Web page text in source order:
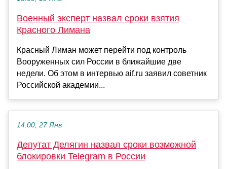
Военный эксперт назвал сроки взятия
Красного Лимана
Красный Лиман может перейти под контроль
Вооруженных сил России в ближайшие две
недели. Об этом в интервью aif.ru заявил советник
Российской академии...
14:00, 27 Янв
Депутат Делягин назвал сроки возможной
блокировки Telegram в России